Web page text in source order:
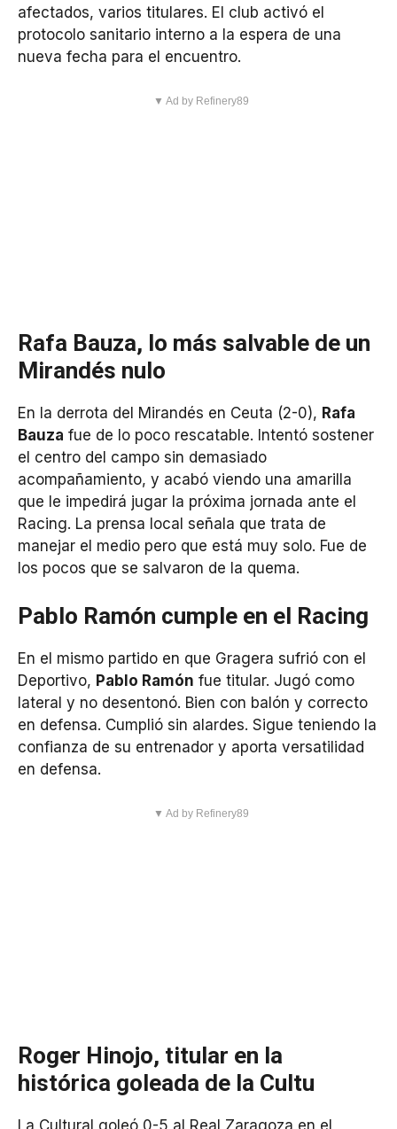
afectados, varios titulares. El club activó el
protocolo sanitario interno a la espera de una
nueva fecha para el encuentro.
▼ Ad by Refinery89
Rafa Bauza, lo más salvable de un
Mirandés nulo
En la derrota del Mirandés en Ceuta (2-0), Rafa
Bauza fue de lo poco rescatable. Intentó sostener
el centro del campo sin demasiado
acompañamiento, y acabó viendo una amarilla
que le impedirá jugar la próxima jornada ante el
Racing. La prensa local señala que trata de
manejar el medio pero que está muy solo. Fue de
los pocos que se salvaron de la quema.
Pablo Ramón cumple en el Racing
En el mismo partido en que Gragera sufrió con el
Deportivo, Pablo Ramón fue titular. Jugó como
lateral y no desentonó. Bien con balón y correcto
en defensa. Cumplió sin alardes. Sigue teniendo la
confianza de su entrenador y aporta versatilidad
en defensa.
▼ Ad by Refinery89
Roger Hinojo, titular en la
histórica goleada de la Cultu